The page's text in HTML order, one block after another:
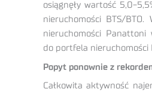
osiągnęły wartość 5,0-
nieruchomości BTS/
nieruchomości
do portfela nieruchomości
Popyt ponownie z
Całkowita aktywność